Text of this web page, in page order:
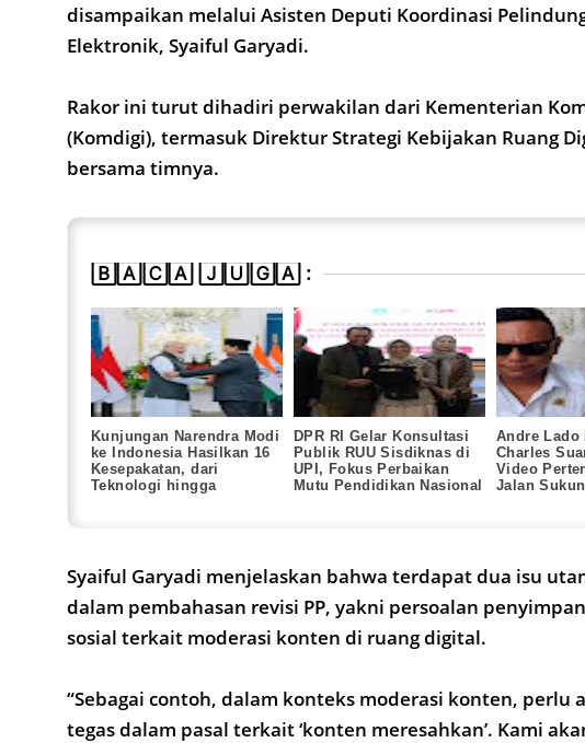
disampaikan melalui Asisten Deputi Koordinasi
Elektronik, Syaiful Garyadi.
Rakor ini turut dihadiri perwakilan dari Kementerian
(Komdigi), termasuk Direktur Strategi Kebijakan Ruang
bersama timnya.
🄱🄰🄲🄰 🄹🅄🄶🄰 :
Kunjungan Narendra Modi
ke Indonesia Hasilkan 16
Kesepakatan, dari
Teknologi hingga
DPR RI Gelar Konsultasi
Publik RUU Sisdiknas di
UPI, Fokus Perbaikan
Mutu Pendidikan Nasional
Andre Lado
Charles
Video
Jalan
Syaiful Garyadi menjelaskan bahwa terdapat dua isu
dalam pembahasan revisi PP, yakni persoalan
sosial terkait moderasi konten di ruang digital.
“Sebagai contoh, dalam konteks moderasi konten, perlu
tegas dalam pasal terkait ‘konten meresahkan’. Kami